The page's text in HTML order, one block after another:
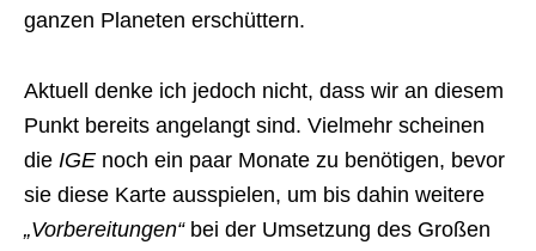
ganzen Planeten erschüttern.
Aktuell denke ich jedoch nicht, dass wir an diesem
Punkt bereits angelangt sind. Vielmehr scheinen
die IGE noch ein paar Monate zu benötigen, bevor
sie diese Karte ausspielen, um bis dahin weitere
„Vorbereitungen“bei der Umsetzung des Großen